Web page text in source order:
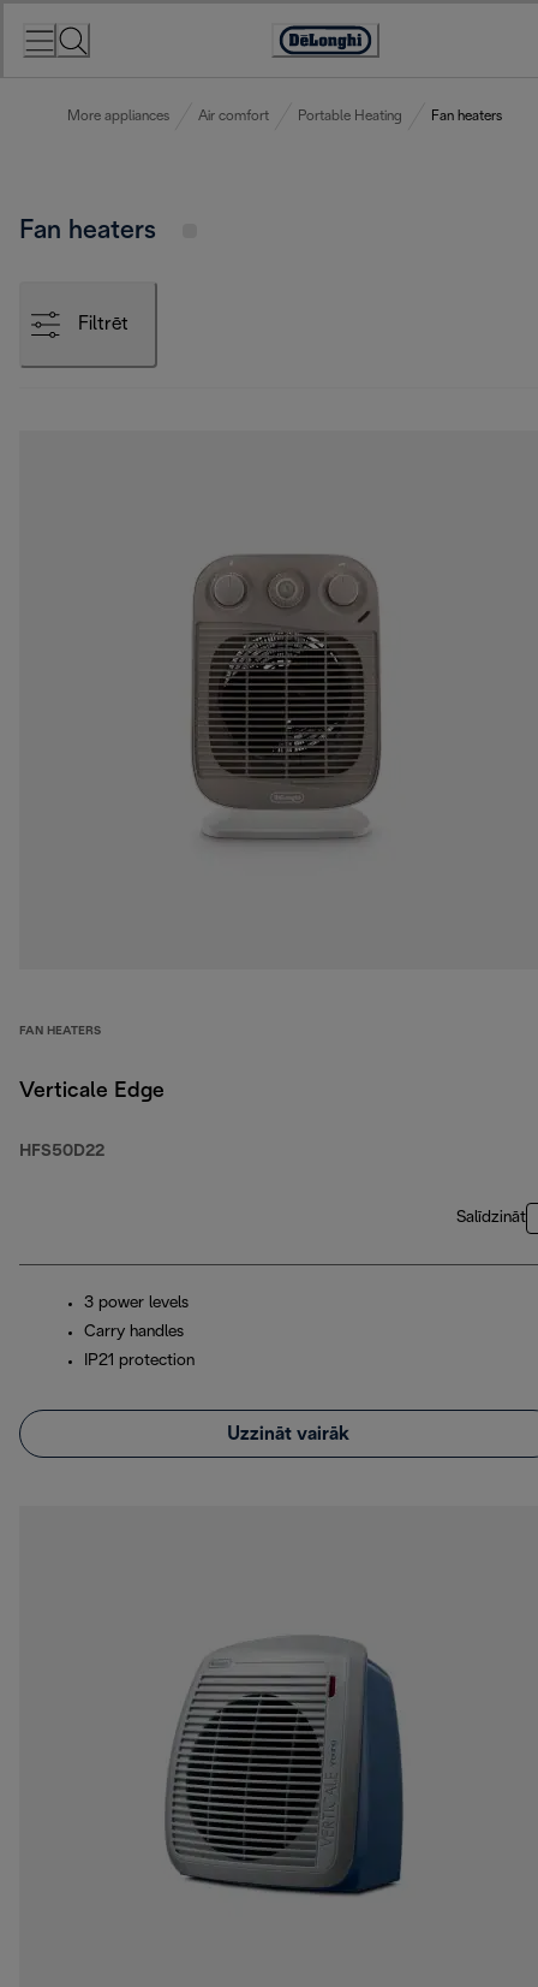
Accessibility
More appliances Air comfort Portable Heating Fan heaters
Fan heaters
Filtrēt
FAN HEATERS
Verticale Edge
HFS50D22
Salīdzināt
3 power levels
Carry handles
IP21 protection
Uzzināt vairāk